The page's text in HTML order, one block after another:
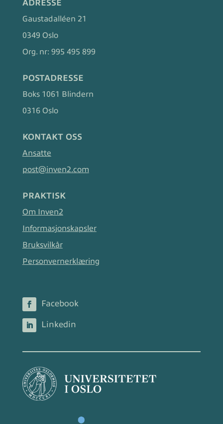
ADRESSE
Gaustadalléen 21
0349 Oslo
Org. nr: 995 495 899
POSTADRESSE
Boks 1061 Blindern
0316 Oslo
KONTAKT OSS
Ansatte
post@inven2.com
PRAKTISK
Om Inven2
Informasjonskapsler
Bruksvilkår
Personvernerklæring